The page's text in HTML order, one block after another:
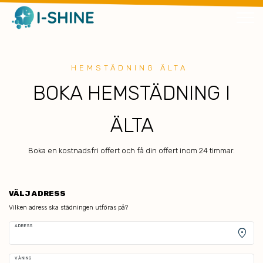
HEMSTÄDNING ÄLTA
BOKA HEMSTÄDNING I
ÄLTA
Boka en kostnadsfri offert och få din offert inom 24 timmar.
VÄLJ ADRESS
Vilken adress ska städningen utföras på?
ADRESS
location_on
VÅNING